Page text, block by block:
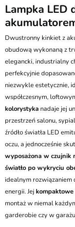
(od 1000 zł
Pobranie:
Poczta
Kurier GLS -
Przesyłka
Batalionów
506 336 320
Lampka LED
Dwustronny kinkiet z
obudową wykonaną z
elegancki, industrialny
perfekcyjnie
niezwykle estetycznie,
współczesnym,
kolorystyka nadaje jej
przestrzeń salonu,
źródło światła LED
oczu, a jednocześnie
wyposażona w czujnik
światło po wykryciu
idealnym rozwiązaniem
energii. Jej
montaż w niemal
garderobie czy w